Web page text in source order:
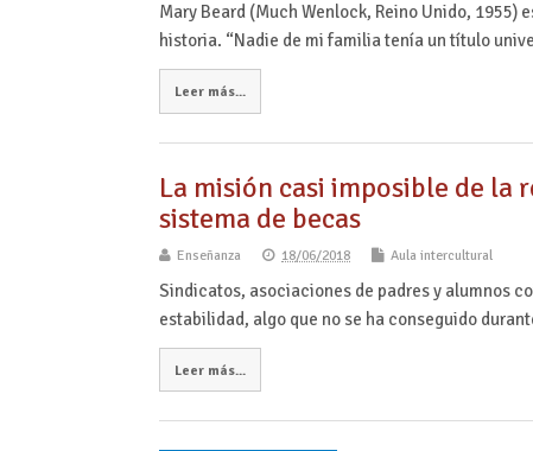
Mary Beard (Much Wenlock, Reino Unido, 1955)
historia. “Nadie de mi familia tenía un título
Leer más...
La misión casi imposible de la
sistema de becas
Enseñanza 18/06/2018 Aula intercultural
Sindicatos, asociaciones de padres y alumnos
estabilidad, algo que no se ha conseguido
Leer más...